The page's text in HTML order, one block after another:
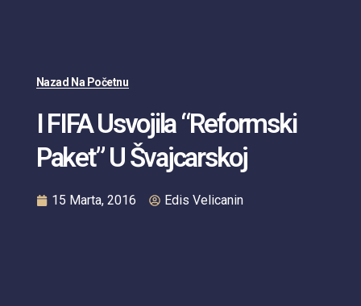
Nazad Na Početnu
I FIFA Usvojila “Reformski
Paket” U Švajcarskoj
15 Marta, 2016 Edis Velicanin